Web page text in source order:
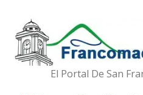
El Portal De San